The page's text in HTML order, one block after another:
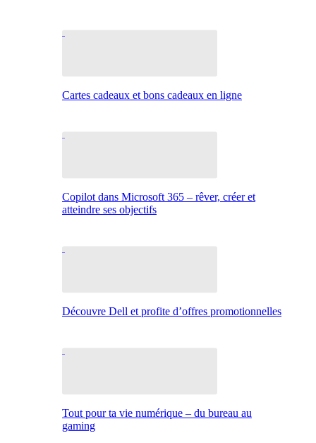
Cartes cadeaux et bons cadeaux en ligne
Copilot dans Microsoft 365 – rêver, créer et
atteindre ses objectifs
Découvre Dell et profite d’offres promotionnelles
Tout pour ta vie numérique – du bureau au
gaming